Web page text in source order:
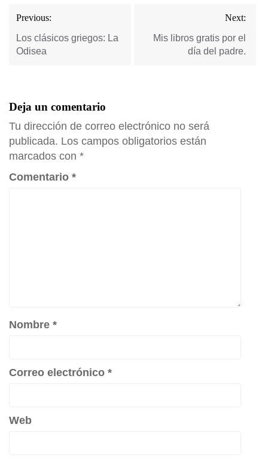
de
entradas
Previous:
Los clásicos griegos: La
Odisea
Next:
Mis libros gratis por el
día del padre.
Deja un comentario
Tu dirección de correo electrónico no será
publicada. Los campos obligatorios están
marcados con *
Comentario *
Nombre *
Correo electrónico *
Web